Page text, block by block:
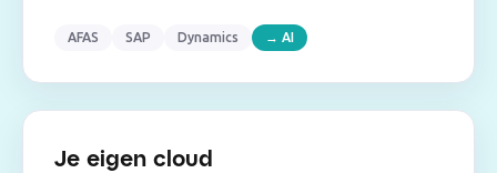
AFAS SAP Dynamics → AI
Je eigen cloud